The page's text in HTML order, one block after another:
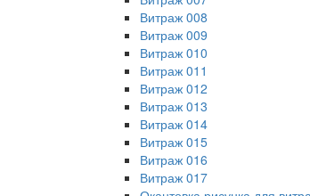
Витраж 008
Витраж 009
Витраж 010
Витраж 011
Витраж 012
Витраж 013
Витраж 014
Витраж 015
Витраж 016
Витраж 017